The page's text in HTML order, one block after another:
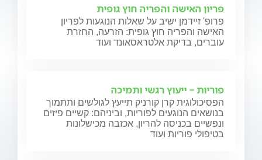
פריון האישה והפריה חוץ גופית
פרופ' זיידמן ישיב על שאלות הנוגעות לפריון
האישה והפריה חוץ גופית: הזרעה, החזרת
עוברים, בדיקת אלטראסאונד ועוד
פוריות - ייעוץ רגשי ותמיכה
הפסיכולוגית קרן קורניק תייעץ לגולשים ותתמוך
בנושאים הנוגעים לפוריות, וביניהם: קשיים פיזים
ונפשיים בכניסה להריון, אכזבה מכישלונות
בטיפולי פוריות ועוד